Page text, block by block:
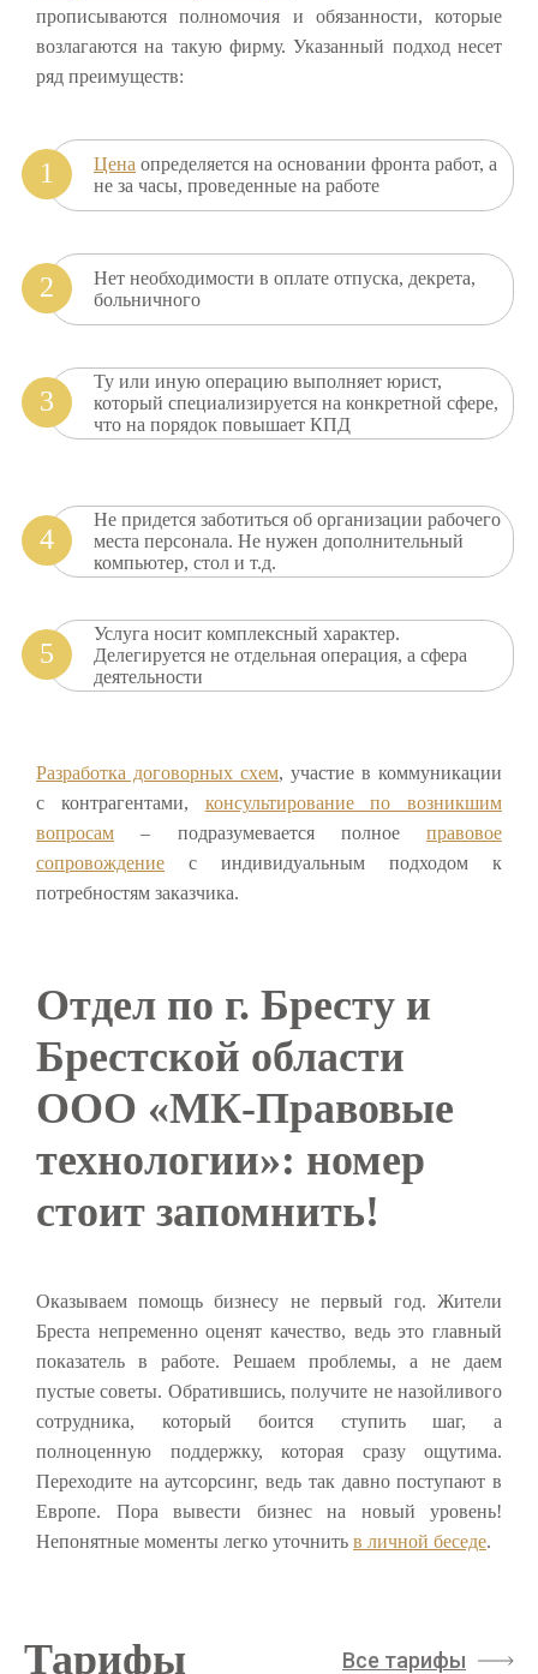
прописываются полномочия и обязанности, которые
возлагаются на такую фирму. Указанный подход несет
ряд преимуществ:
Цена определяется на основании фронта работ, а
не за часы, проведенные на работе
Нет необходимости в оплате отпуска, декрета,
больничного
Ту или иную операцию выполняет юрист,
который специализируется на конкретной сфере,
что на порядок повышает КПД
Не придется заботиться об организации рабочего
места персонала. Не нужен дополнительный
компьютер, стол и т.д.
Услуга носит комплексный характер.
Делегируется не отдельная операция, а сфера
деятельности
Разработка договорных схем, участие в коммуникации
с контрагентами, консультирование по возникшим
вопросам – подразумевается полное правовое
сопровождение с индивидуальным подходом к
потребностям заказчика.
Отдел по г. Бресту и
Брестской области
ООО «МК-Правовые
технологии»: номер
стоит запомнить!
Оказываем помощь бизнесу не первый год. Жители
Бреста непременно оценят качество, ведь это главный
показатель в работе. Решаем проблемы, а не даем
пустые советы. Обратившись, получите не назойливого
сотрудника, который боится ступить шаг, а
полноценную поддержку, которая сразу ощутима.
Переходите на аутсорсинг, ведь так давно поступают в
Европе. Пора вывести бизнес на новый уровень!
Непонятные моменты легко уточнить в личной беседе.
Тарифы Все тарифы